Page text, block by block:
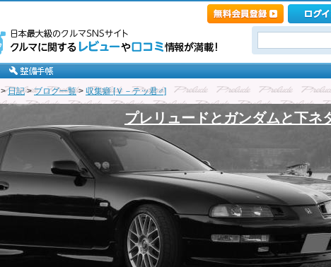
>日記>ブログ一覧> 収集癖 [Ｖ－テッ君♂]
プレリュードとガンダムと下ネ